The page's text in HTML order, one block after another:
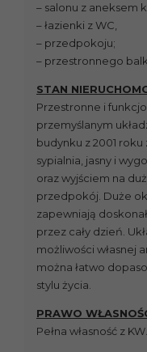
– salonu z aneksem
– łazienki z WC,
– przedpokoju;
– przestronnego
STAN
Przestronne i
przemyślanym
budynku z 2001
sypialnia, jasny i
oraz wyjściem na
przedpokój. Duże
zapewniają
przez cały dzień.
możliwości własnej
można łatwo
stylu życia.
PRAWO
Pełna własność z KW.